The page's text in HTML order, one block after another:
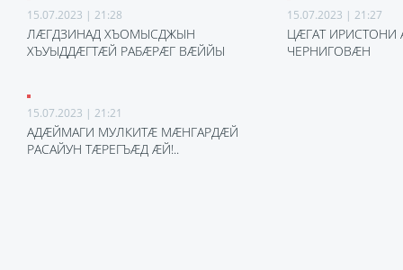
15.07.2023 | 21:28
ЛÆГДЗИНАД ХЪОМЫСДЖЫН
ХЪУЫДДÆГТÆЙ РАБÆРÆГ ВÆЙЙЫ
15.07.2023 | 21:27
ЦÆГАТ ИРИСТОНИ
ЧЕРНИГОВÆН
15.07.2023 | 21:21
АДÆЙМАГИ МУЛКИТÆ МÆНГАРДÆЙ
РАСАЙУН ТÆРЕГЪÆД ÆЙ!..